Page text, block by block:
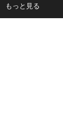
もっと見る